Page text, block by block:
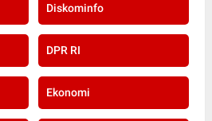
Diskominfo
DPR RI
Ekonomi